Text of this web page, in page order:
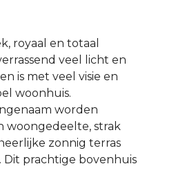
royaal en totaal
veel licht en
is met veel visie en
woonhuis.
worden
woongedeelte, strak
zonnig terras
Dit prachtige bovenhuis